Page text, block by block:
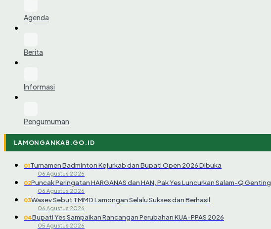
Agenda
Berita
Informasi
Pengumuman
LAMONGANKAB.GO.ID
01Turnamen Badminton Kejurkab dan Bupati Open 2026 Dibuka
06 Agustus 2026
02Puncak Peringatan HARGANAS dan HAN, Pak Yes Luncurkan Salam-Q Genting
06 Agustus 2026
03Wasev Sebut TMMD Lamongan Selalu Sukses dan Berhasil
06 Agustus 2026
04Bupati Yes Sampaikan Rancangan Perubahan KUA-PPAS 2026
05 Agustus 2026